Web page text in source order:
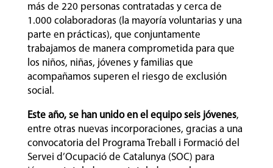
más de 220 personas contratadas y cerca de
1.000 colaboradoras (la mayoría voluntarias y una
parte en prácticas), que conjuntamente
trabajamos de manera comprometida para que
los niños, niñas, jóvenes y familias que
acompañamos superen el riesgo de exclusión
social.
Este año, se han unido en el equipo seis jóvenes,
entre otras nuevas incorporaciones, gracias a una
convocatoria del Programa Treball i Formació del
Servei d’Ocupació de Catalunya (SOC) para